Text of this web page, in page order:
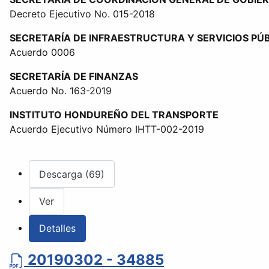
Decreto Ejecutivo No. 015-2018
SECRETARÍA DE INFRAESTRUCTURA Y SERVICIOS
Acuerdo 0006
SECRETARÍA DE FINANZAS
Acuerdo No. 163-2019
INSTITUTO HONDUREÑO DEL TRANSPORTE
Acuerdo Ejecutivo Número IHTT-002-2019
Descarga (69)
Ver
Detalles
20190302 - 34885